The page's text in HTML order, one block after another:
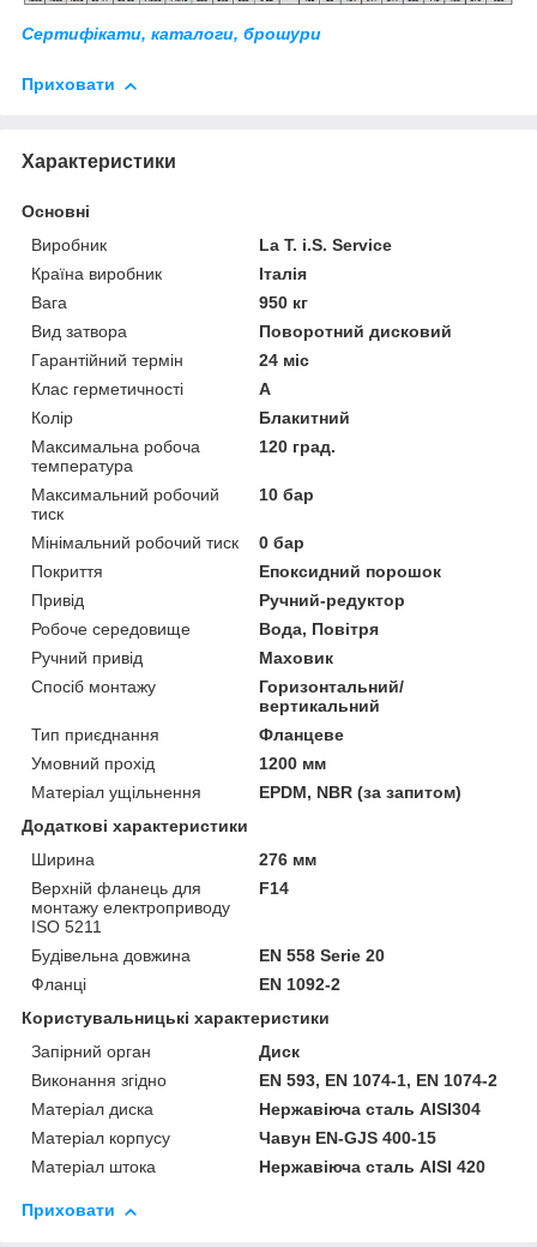
Сертифікати, каталоги, брошури
Приховати
Характеристики
Основні
Виробник
La T. i.S. Service
Країна виробник
Італія
Вага
950 кг
Вид затвора
Поворотний дисковий
Гарантійний термін
24 міс
Клас герметичності
А
Колір
Блакитний
Максимальна робоча
температура
120 град.
Максимальний робочий
тиск
10 бар
Мінімальний робочий тиск
0 бар
Покриття
Епоксидний порошок
Привід
Ручний-редуктор
Робоче середовище
Вода, Повітря
Ручний привід
Маховик
Спосіб монтажу
Горизонтальний/
вертикальний
Тип приєднання
Фланцеве
Умовний прохід
1200 мм
Матеріал ущільнення
EPDM, NBR (за запитом)
Додаткові характеристики
Ширина
276 мм
Верхній фланець для
монтажу електроприводу
ISO 5211
F14
Будівельна довжина
EN 558 Serie 20
Фланці
EN 1092-2
Користувальницькі характеристики
Запірний орган
Диск
Виконання згідно
EN 593, EN 1074-1, EN 1074-2
Матеріал диска
Нержавіюча сталь AISI304
Матеріал корпусу
Чавун EN-GJS 400-15
Матеріал штока
Нержавіюча сталь AISI 420
Приховати